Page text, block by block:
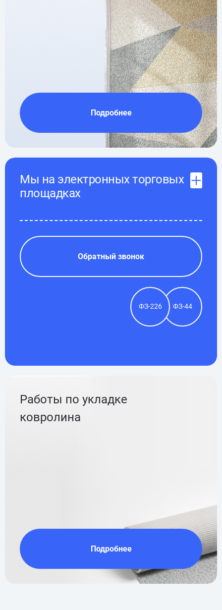
Подробнее
Мы на электронных торговых
площадках
Обратный звонок
ФЗ-226 ФЗ-44
Работы по укладке
ковролина
Подробнее